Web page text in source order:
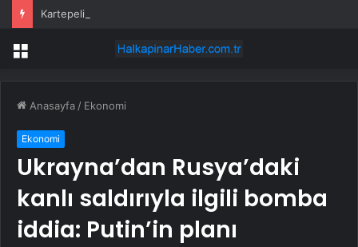
Kartepeli Gençlerin Kamp Macerası Sertifikayla Taçlandı
Menü
Anasayfa / Ekonomi
Ekonomi
Ukrayna’dan Rusya’daki
kanlı saldırıyla ilgili bomba
iddia: Putin’in planı